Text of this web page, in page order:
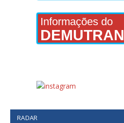
Informações do
DEMUTRAN
RADAR